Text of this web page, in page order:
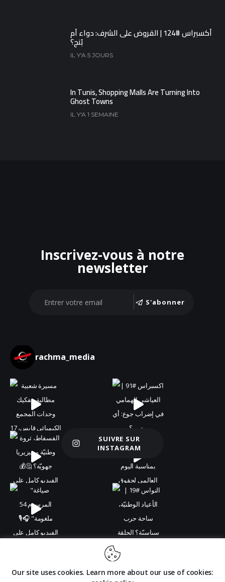
أكسبراس #124 | القروض على الشرف: دواء أم
بُنج؟
IL Y'A 5 JOURS
In Tunis, Shopping Malls Are Turning Into
Ghost Towns
IL Y'A 1 SEMAINE
Inscrivez-vous à notre
newsletter
S'abonner
rachma_media
Charger plus
SUIVRE SUR
INSTAGRAM
Prodexo 2024– All Rights Reserved
Our site uses cookies. Learn more about our use of cookies: